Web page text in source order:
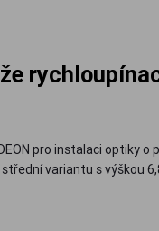
pro instalaci optiky o
variantu s výškou